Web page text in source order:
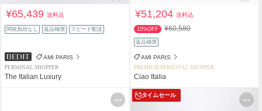
¥65,439送料込
関税負担なし 返品補償 スピード配送
AMI PARIS
PERSONAL SHOPPER
The Italian Luxury
¥51,204送料込
15%OFF ¥60,580
返品補償
AMI PARIS
PREMIUM PERSONAL SHOPPER
Ciao Italia
タイムセール